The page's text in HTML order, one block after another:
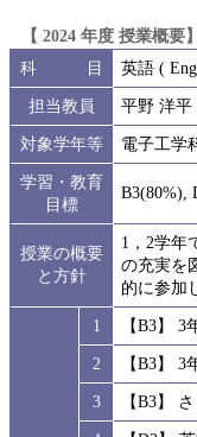
【 2024 年度 授業概要】
科 目
英語 (
担当教員
平野 洋平
対象学年等
電子工学
学習・教育
目標
B3(80%),
授業の概要
と方針
1，2学年
の充実を
的に参加
1
【B3】
2
【B3】
3
【B3】